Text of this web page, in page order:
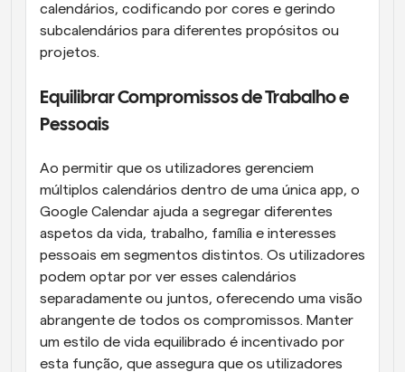
calendários, codificando por cores e gerindo
subcalendários para diferentes propósitos ou
projetos.
Equilibrar Compromissos de Trabalho e
Pessoais
Ao permitir que os utilizadores gerenciem
múltiplos calendários dentro de uma única app, o
Google Calendar ajuda a segregar diferentes
aspetos da vida, trabalho, família e interesses
pessoais em segmentos distintos. Os utilizadores
podem optar por ver esses calendários
separadamente ou juntos, oferecendo uma visão
abrangente de todos os compromissos. Manter
um estilo de vida equilibrado é incentivado por
esta função, que assegura que os utilizadores